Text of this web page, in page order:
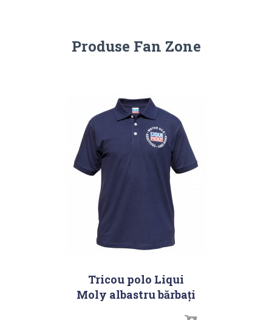
Produse Fan Zone
Tricou polo Liqui
Moly albastru bărbați